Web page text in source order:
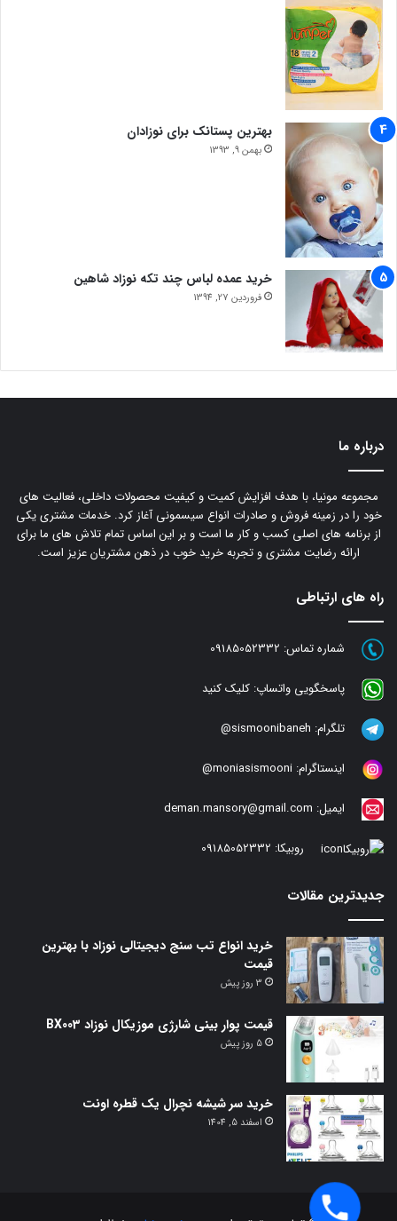
بهترین پستانک برای نوزادان
بهمن 9, 1393
خرید عمده لباس چند تکه نوزاد شاهین
فروردین 27, 1394
درباره ما
مجموعه مونیا، با هدف افزایش کمیت و کیفیت محصولات داخلی، فعالیت های
خود را در زمینه فروش و صادرات انواع سیسمونی آغاز کرد. خدمات مشتری یکی
از برنامه های اصلی کسب و کار ما است و بر این اساس تمام تلاش های ما برای
ارائه رضایت مشتری و تجربه خرید خوب در ذهن مشتریان عزیز است.
راه های ارتباطی
شماره تماس: 09185052332
پاسخگویی واتساپ: کلیک کنید
تلگرام: sismoonibaneh@
اینستاگرام: moniasismooni@
ایمیل: deman.mansory@gmail.com
روبیکا: 09185052332
جدیدترین مقالات
خرید انواع تب سنج دیجیتالی نوزاد با بهترین
قیمت
3 روز پیش
قیمت پوار بینی شارژی موزیکال نوزاد BX003
5 روز پیش
خرید سر شیشه نچرال یک قطره اونت
اسفند 5, 1404